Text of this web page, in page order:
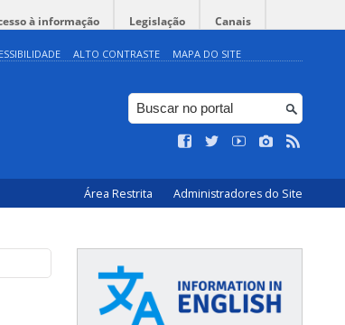
à informação Legislação Canais
ALTO CONTRASTE MAPA DO SITE
Área Restrita Administradores do Site